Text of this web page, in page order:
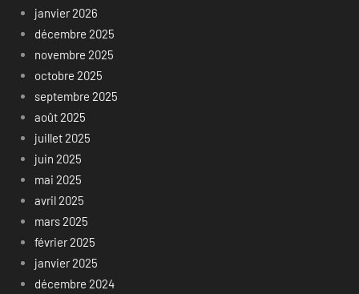
janvier 2026
décembre 2025
novembre 2025
octobre 2025
septembre 2025
août 2025
juillet 2025
juin 2025
mai 2025
avril 2025
mars 2025
février 2025
janvier 2025
décembre 2024